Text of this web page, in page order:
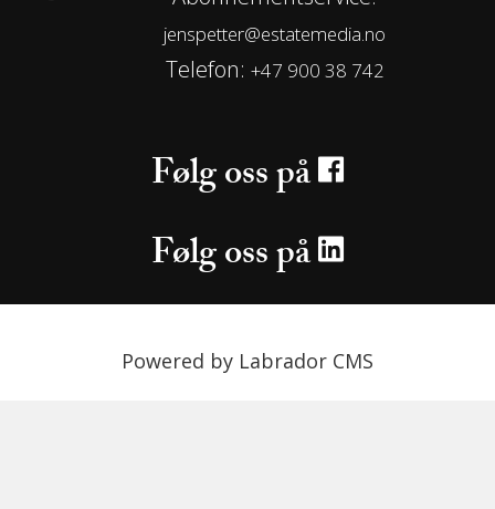
jenspetter@estatemedia.no
Telefon: +47 900 38 742
Følg oss på
Følg oss på
Powered by Labrador CMS